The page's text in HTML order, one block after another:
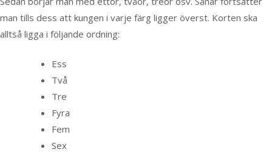
man tills dess att kungen i varje färg ligger överst. Korten ska
alltså ligga i följande ordning:
Ess
Två
Tre
Fyra
Fem
Sex